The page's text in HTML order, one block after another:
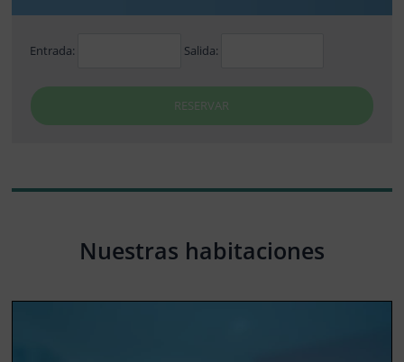
Entrada: Salida:
RESERVAR
Nuestras habitaciones